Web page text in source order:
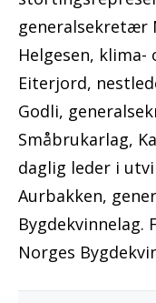
generalsekretær
Helgesen,
Eiterjord,
Godli,
Småbrukarlag,
daglig leder i
Aurbakken,
Bygdekvinnelag.
Norges